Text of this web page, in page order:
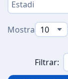
Mostra
Filtrar: